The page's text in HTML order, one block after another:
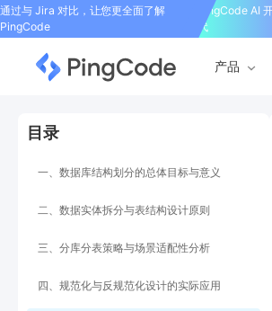
通过与 Jira 对比，让您更全面了解
PingCode
PingCode AI
代
产品
目录
一、数据库结构划分的总体目标与意义
二、数据实体拆分与表结构设计原则
三、分库分表策略与场景适配性分析
四、规范化与反规范化设计的实际应用